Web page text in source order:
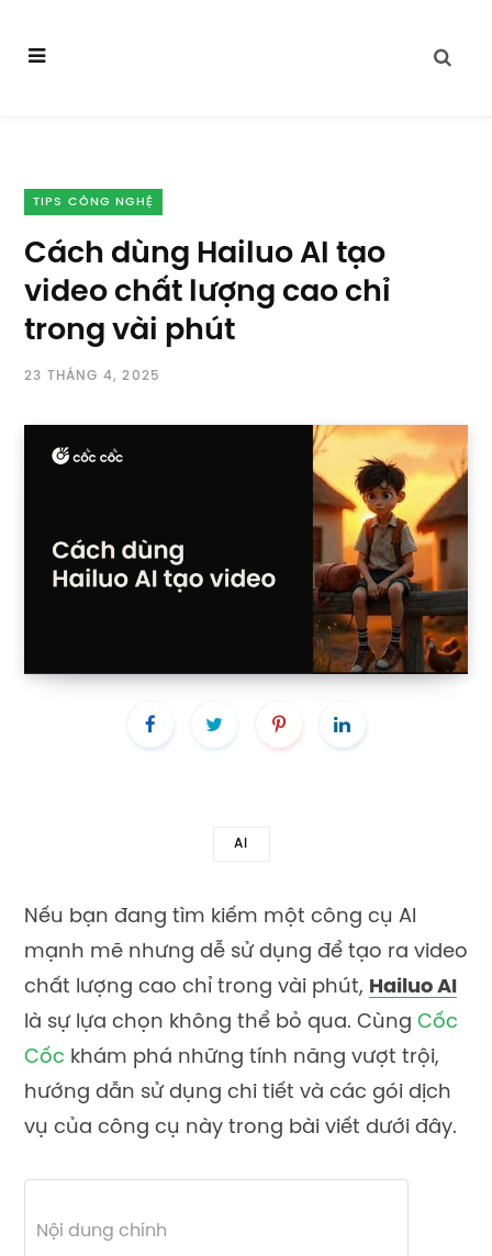
TIPS CÔNG NGHỆ
Cách dùng Hailuo AI tạo
video chất lượng cao chỉ
trong vài phút
23 THÁNG 4, 2025
AI
Nếu bạn đang tìm kiếm một công cụ AI
mạnh mẽ nhưng dễ sử dụng để tạo ra video
chất lượng cao chỉ trong vài phút, Hailuo AI
là sự lựa chọn không thể bỏ qua. Cùng Cốc
Cốc khám phá những tính năng vượt trội,
hướng dẫn sử dụng chi tiết và các gói dịch
vụ của công cụ này trong bài viết dưới đây.
Nội dung chính